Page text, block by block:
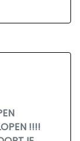
!!!!